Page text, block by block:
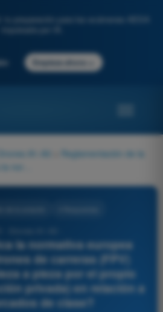
tu preparación para los exámenes AESA
Empieza ahora
A1-A3
Reglamentación de la
la normativa europea
de carreras (FPV)
a pieza por el propio
privada) en relación a
de clase?